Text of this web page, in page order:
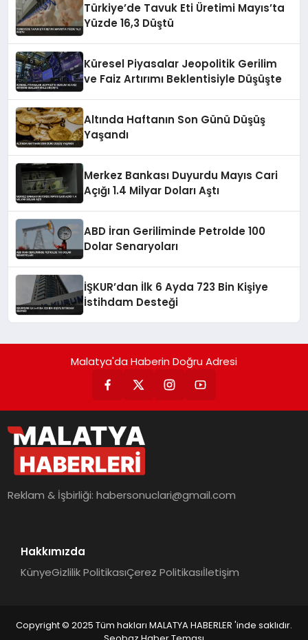
Türkiye’de Tavuk Eti Üretimi Mayıs’ta
Yüzde 16,3 Düştü
Küresel Piyasalar Jeopolitik Gerilim
ve Faiz Artırımı Beklentisiyle Düşüşte
Altında Haftanın Son Günü Düşüş
Yaşandı
Merkez Bankası Duyurdu Mayıs Cari
Açığı 1.4 Milyar Doları Aştı
ABD İran Geriliminde Petrolde 100
Dolar Senaryoları
İŞKUR’dan İlk 6 Ayda 723 Bin Kişiye
İstihdam Desteği
Malatya'da Haberin Doğru Adresi
Reklam & İşbirliği:habersonuclari@gmail.com
Hakkımızda
KünyeGizlilik PolitikasıÇerez Politikasıİletişim
Copyright © 2025 Tüm hakları MALATYA HABERLER 'inde saklıdır.